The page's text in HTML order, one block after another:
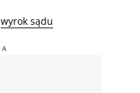
wyrok sądu